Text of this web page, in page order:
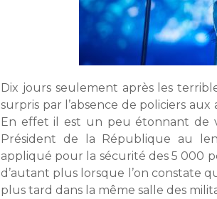
Dix jours seulement après les
surpris par l’absence de policiers
En effet il est un peu étonnant de
Président de la République au
appliqué pour la sécurité des 5 000
d’autant plus lorsque l’on constate
plus tard dans la même salle des